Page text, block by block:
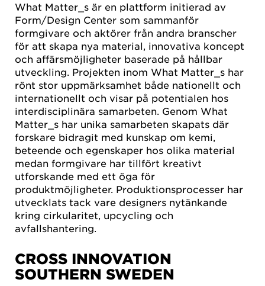
What Matter_s är en plattform initierad av
Form/Design Center som sammanför
formgivare och aktörer från andra branscher
för att skapa nya material, innovativa koncept
och affärsmöjligheter baserade på hållbar
utveckling. Projekten inom What Matter_s har
rönt stor uppmärksamhet både nationellt och
internationellt och visar på potentialen hos
interdisciplinära samarbeten. Genom What
Matter_s har unika samarbeten skapats där
forskare bidragit med kunskap om kemi,
beteende och egenskaper hos olika material
medan formgivare har tillfört kreativt
utforskande med ett öga för
produktmöjligheter. Produktionsprocesser har
utvecklats tack vare designers nytänkande
kring cirkularitet, upcycling och
avfallshantering.
CROSS INNOVATION
SOUTHERN SWEDEN